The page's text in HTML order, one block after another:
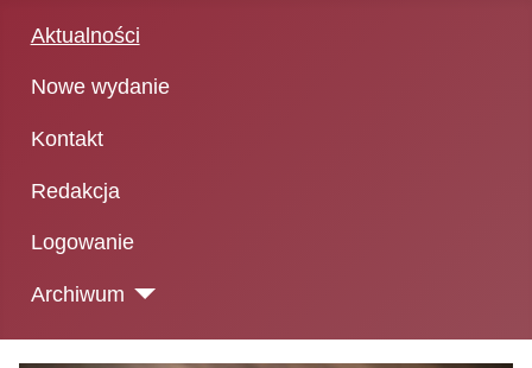
Aktualności
Nowe wydanie
Kontakt
Redakcja
Logowanie
Archiwum